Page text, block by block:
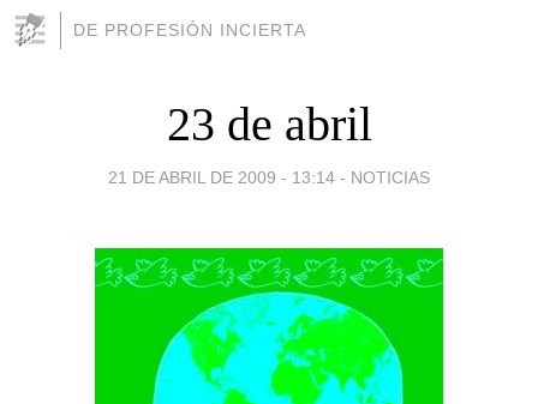
DE PROFESIÓN INCIERTA
23 de abril
21 DE ABRIL DE 2009 - 13:14 - NOTICIAS